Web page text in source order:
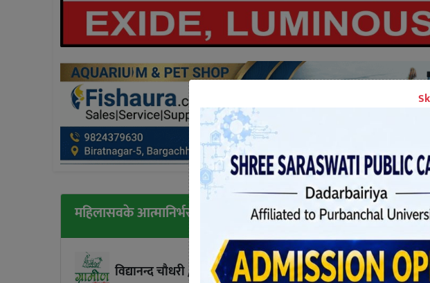
महिलासवके आत्मानिर्भर सीप मुलक तालिम सुरु
विद्यानन्द चाैधरी /कानेपाेखरीप्रकाशित बिहिबार, आषाढ ०६, २०८१